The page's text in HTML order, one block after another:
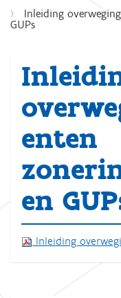
Inleiding
GUPs
enten
en
Inleiding